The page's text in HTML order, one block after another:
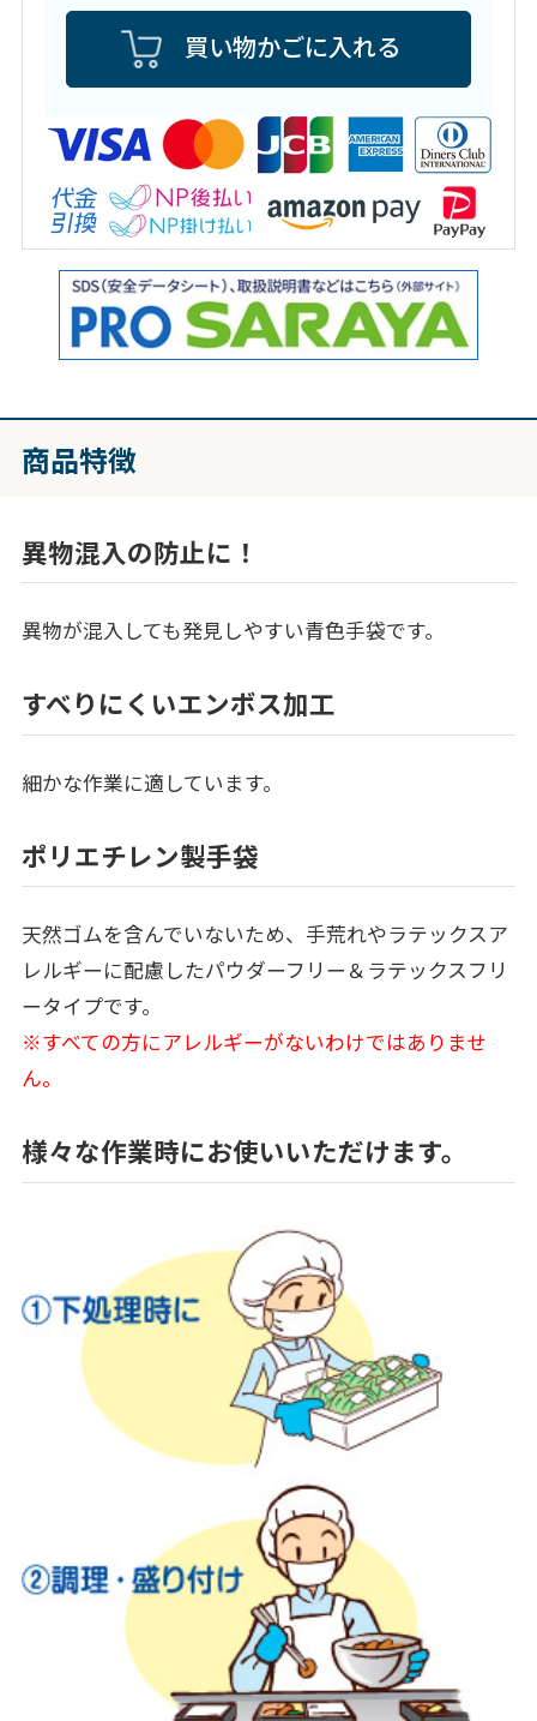
買い物かごに入れる
商品特徴
異物混入の防止に！
異物が混入しても発見しやすい青色手袋です。
すべりにくいエンボス加工
細かな作業に適しています。
ポリエチレン製手袋
天然ゴムを含んでいないため、手荒れやラテックスア
レルギーに配慮したパウダーフリー＆ラテックスフリ
ータイプです。
※すべての方にアレルギーがないわけではありませ
ん。
様々な作業時にお使いいただけます。